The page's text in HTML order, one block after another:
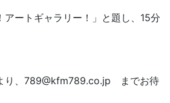
アートギャラリー！」と題し、15分
り、789@kfm789.co.jp までお待